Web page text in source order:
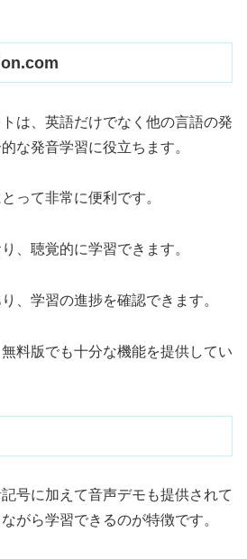
は、英語だけでなく他の言語の発
な発音学習に役立ちます。
って非常に便利です。
、聴覚的に学習できます。
、学習の進捗を確認できます。
料版でも十分な機能を提供してい
号に加えて音声デモも提供されて
がら学習できるのが特徴です。